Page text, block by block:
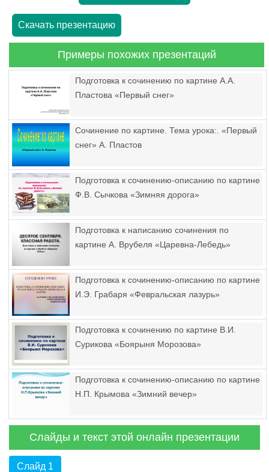
Скачать презентацию
Примеры похожих презентаций
Подготовка к сочинению по картине А.А.
Пластова «Первый снег»
Сочинение по картине. Тема урока:. «Первый
снег» А. Пластов
Подготовка к сочинению-описанию по картине
Ф.В. Сычкова «Зимняя дорога»
Подготовка к написанию сочинения по
картине А. Врубеля «Царевна-Лебедь»
Подготовка к сочинению-описанию по картине
И.Э. Грабаря «Февральская лазурь»
Подготовка к сочинению по картине В.И.
Сурикова «Боярыня Морозова»
Подготовка к сочинению-описанию по картине
Н.П. Крымова «Зимний вечер»
Слайды и текст этой онлайн презентации
Слайд 1